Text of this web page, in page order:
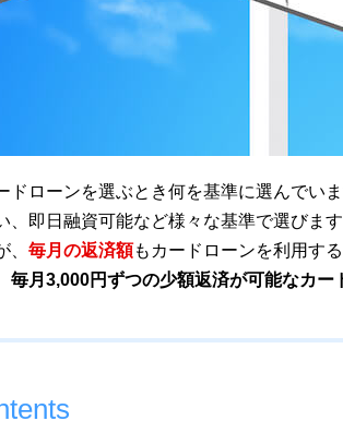
ドローンを選ぶとき何を基準に選んでい
、即日融資可能など様々な基準で選びま
、 毎月の返済額もカードローンを利用す
毎月3,000円ずつの少額返済が可能なカー